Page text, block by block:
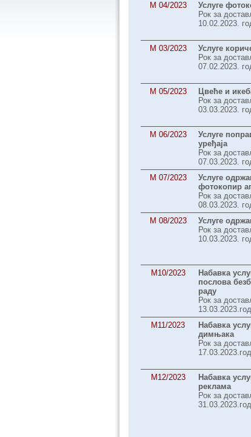
M 04/2023
Услуге
Рок за
10.02.2023.
M 03/2023
Услуге
Рок за
07.02.2023.
М 05/2023
Цвеће и
Рок за
03.03.2023.
М 06/2023
Услуге
уређаја
Рок за
07.03.2023.
М 07/2023
Услуге
фотокопир
Рок за
08.03.2023.
M 08/2023
Услуге
Рок за
10.03.2023.
M10/2023
Набавка
послова
раду
Рок за
М11/2023
Набавка
димњака
Рок за
М12/2023
Набавка
реклама
Рок за